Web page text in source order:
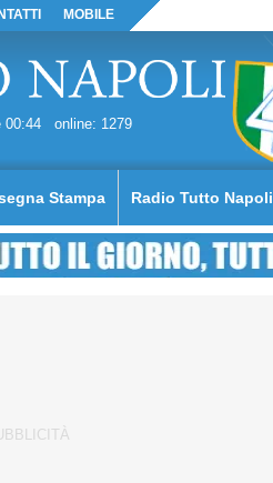
MOBILE
00:44 online: 1279
Stampa Radio Tutto Napoli